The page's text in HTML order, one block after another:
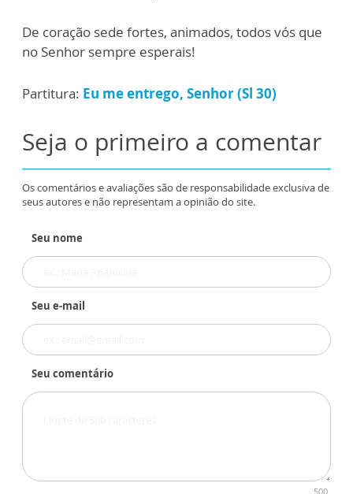
De coração sede fortes, animados, todos vós que
no Senhor sempre esperais!
Partitura: Eu me entrego, Senhor (Sl 30)
Seja o primeiro a comentar
Os comentários e avaliações são de responsabilidade exclusiva de
seus autores e não representam a opinião do site.
Seu nome
Seu e-mail
Seu comentário
500